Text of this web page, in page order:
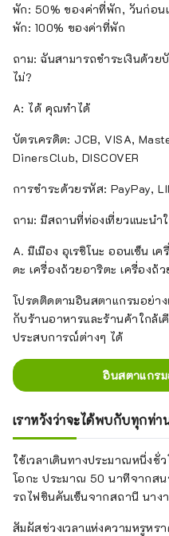
พัก: 50% ของค่าที่พัก, วันก่อน
พัก: 100% ของค่าที่พัก
ถาม: ฉันสามารถชำระเงินด้ว
ไม่?
A: ได้ คุณทำได้
บัตรเครดิต: JCB, VISA,
DinersClub, DISCOVER
การชำระด้วยรหัส: PayPay,
ถาม: มีสถานที่ท่องเที่ยวแนะนำ
A. มีเมือง อุเรชิโนะ ออนเซ็น เ
ดะ เครื่องถ้วยอาริตะ เครื่องถ้
โปรดติดตามอินสตาแกรมอย่าง
กับร้านอาหารและร้านค้าใกล้
ประสบการณ์ต่างๆ ได้
อินสตาแกรม
เราหวังว่าจะได้พบกับทุกท่า
ใช้เวลาเดินทางประมาณหนึ่ง
โอกะ ประมาณ 50 นาทีจากส
รถไฟชินคันเซ็นจากสถานี นาง
สัมผัสช่วงเวลาแห่งความหรูหร